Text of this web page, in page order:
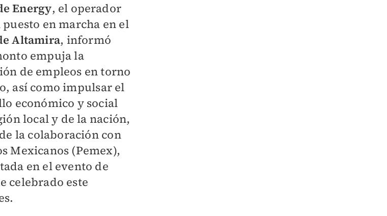
Energy, el operador
en marcha en el
Altamira, informó
empuja la
de empleos en torno
así como impulsar el
económico y social
local y de la nación,
la colaboración con
Mexicanos (Pemex),
en el evento de
celebrado este